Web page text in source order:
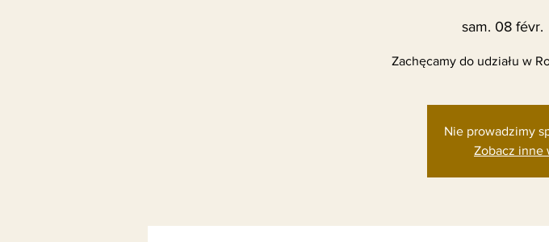
sam. 08 févr.
Zachęcamy do udziału w
Nie prowadzimy
Zobacz inne